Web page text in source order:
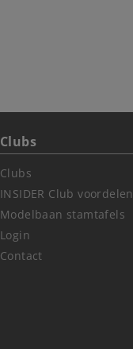
Clubs
Clubs
INSIDER Club voordelen
Modelbaan stamtafels
Login
Contact